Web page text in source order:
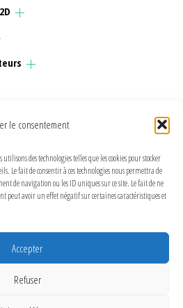
le consentement
des technologies telles que les cookies pour stocker
Le fait de consentir à ces technologies nous permettra de
de navigation ou les ID uniques sur ce site. Le fait de ne
peut avoir un effet négatif sur certaines caractéristiques et
Accepter
Refuser